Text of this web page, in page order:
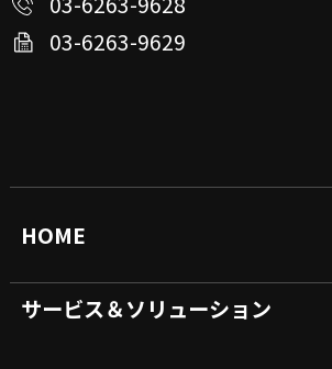
03-6263-9629
HOME
サービス＆ソリューション